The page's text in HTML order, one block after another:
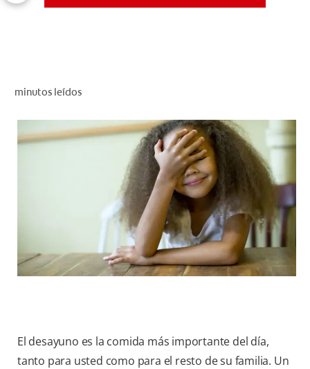
SV (ES)
SUSCRÍBASE
minutos leídos
El desayuno es la comida más importante del día,
tanto para usted como para el resto de su familia. Un